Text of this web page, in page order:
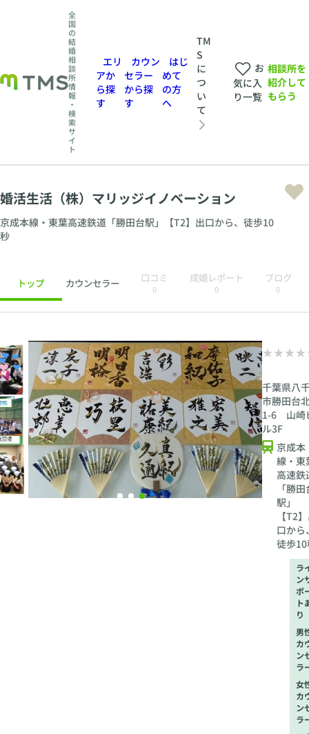
全
国
の
結
婚
相
談
所
情
報
・
検
索
サ
イ
ト
エリ
アか
ら探
す
カウン
セラー
から探
す
はじ
めて
の方
へ
TM
S
に
つ
い
て
お
気に入
り一覧
相談所を
紹介して
もらう
婚活生活（株）マリッジイノベーション
京成本線・東葉高速鉄道「勝田台駅」【T2】出口から、徒歩10
秒
トップ カウンセラー 口コミ
0
成婚レポート
0
ブログ
0
千葉県八
市勝田台
1-6 山崎
ル3F
京成本
線・東
高速鉄
「勝
駅」
【T2
口から
徒歩
ラ
ン
ポ
ト
り
男
カ
ン
ラ
女
カ
ン
ラ